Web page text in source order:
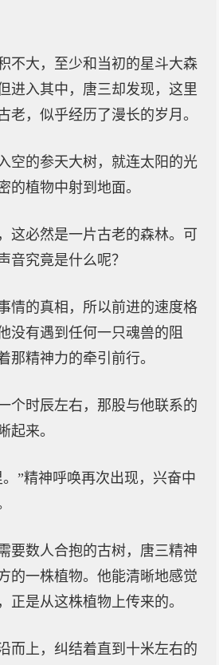
不大，至少和当初的星斗大森
进入其中，唐三却发现，这里
老，似乎经历了漫长的岁月。
空的参天大树，就连太阳的光
的植物中射到地面。
这必然是一片古老的森林。可
音究竟是什么呢？
情的真相，所以前进的速度格
没有遇到任何一只魂兽的阻
那精神力的牵引前行。
个时辰左右，那股与他联系的
起来。
”精神呼唤再次出现，兴奋中
要数人合抱的古树，唐三精神
的一株植物。他能清晰地感觉
正是从这株植物上传来的。
而上，纠结着直到十米左右的